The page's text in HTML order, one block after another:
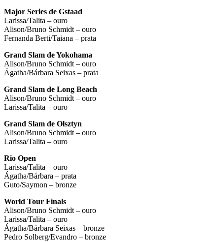
Major Series de Gstaad
Larissa/Talita – ouro
Alison/Bruno Schmidt – ouro
Fernanda Berti/Taiana – prata
Grand Slam de Yokohama
Alison/Bruno Schmidt – ouro
Ágatha/Bárbara Seixas – prata
Grand Slam de Long Beach
Alison/Bruno Schmidt – ouro
Larissa/Talita – ouro
Grand Slam de Olsztyn
Alison/Bruno Schmidt – ouro
Larissa/Talita – ouro
Rio Open
Larissa/Talita – ouro
Ágatha/Bárbara – prata
Guto/Saymon – bronze
World Tour Finals
Alison/Bruno Schmidt – ouro
Larissa/Talita – ouro
Ágatha/Bárbara Seixas – bronze
Pedro Solberg/Evandro – bronze